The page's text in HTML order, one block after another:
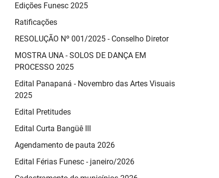
Edições Funesc 2025
Ratificações
RESOLUÇÃO Nº 001/2025 - Conselho Diretor
MOSTRA UNA - SOLOS DE DANÇA EM
PROCESSO 2025
Edital Panapaná - Novembro das Artes Visuais
2025
Edital Pretitudes
Edital Curta Bangüê III
Agendamento de pauta 2026
Edital Férias Funesc - janeiro/2026